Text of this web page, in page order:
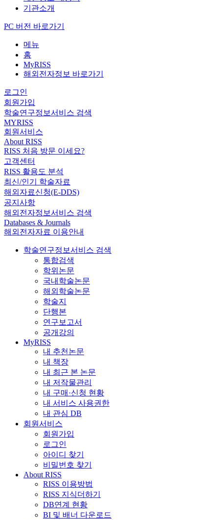
기관소개
PC 버전 바로가기
메뉴
홈
MyRISS
해외전자정보 바로가기
로그인
회원가입
학술연구정보서비스 검색
MYRISS
회원서비스
About RISS
RISS 처음 방문 이세요?
고객센터
RISS 활용도 분석
최신/인기 학술자료
해외자료신청(E-DDS)
공지사항
해외전자정보서비스 검색
Databases & Journals
해외전자자료 이용안내
학술연구정보서비스 검색
통합검색
학위논문
국내학술논문
해외학술논문
학술지
단행본
연구보고서
공개강의
MyRISS
내 추천논문
내 책장
내 최근 본 논문
내 저작물관리
내 구매·신청 현황
내 서비스 사용권한
내 관심 DB
회원서비스
회원가입
로그인
아이디 찾기
비밀번호 찾기
About RISS
RISS 이용방법
RISS 지식더하기
DB연계 현황
BI 및 배너 다운로드